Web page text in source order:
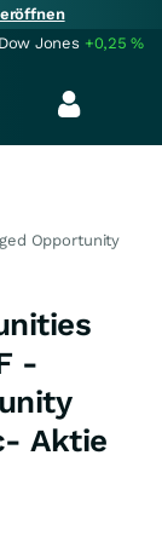
Dow Jones +0,25%
Opportunity
-
Aktie